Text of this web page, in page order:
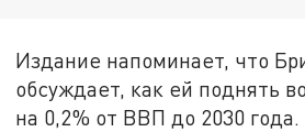
Издание напоминает, что
обсуждает, как ей поднять
на 0,2% от ВВП до 2030